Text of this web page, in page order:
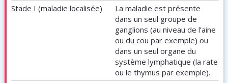
Stade I (maladie localisée)
La maladie est présente
dans un seul groupe de
ganglions (au niveau de l’aine
ou du cou par exemple) ou
dans un seul organe du
système lymphatique (la rate
ou le thymus par exemple).